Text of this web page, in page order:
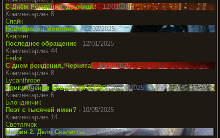
С Днём Рождения, дружище! - 12/03/2025
Комментариев 8
Спайк
Новобранец Монолита- 12/02/2025
Квартет
Последнее обращение - 12/01/2025
Комментариев 44
Fedor
С днем рождения, Черняга!- 10/18/2025
Комментариев 8
Lycanthrope
Приключения Ковальски в СЗО- 10/07/2025
Комментариев 6
Блондинчик
Поэт с тысячей имен? - 10/05/2025
Комментариев 14
Светлячок
Мафия 2. Дело Скалетты
- 09/29/2025